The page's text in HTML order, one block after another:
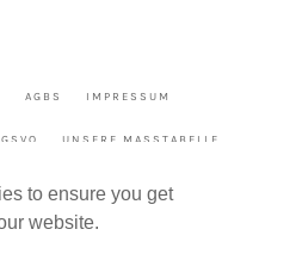
to ensure you get
website.
AGBS IMPRESSUM
UNSERE MASSTABELLE
ODER NACHRICHT